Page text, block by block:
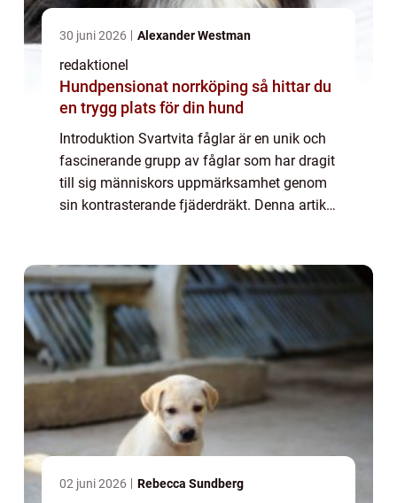
30 juni 2026 Alexander Westman
redaktionel
Hundpensionat norrköping så hittar du
en trygg plats för din hund
Introduktion Svartvita fåglar är en unik och
fascinerande grupp av fåglar som har dragit
till sig människors uppmärksamhet genom
sin kontrasterande fjäderdräkt. Denna artikel
02 juni 2026 Rebecca Sundberg